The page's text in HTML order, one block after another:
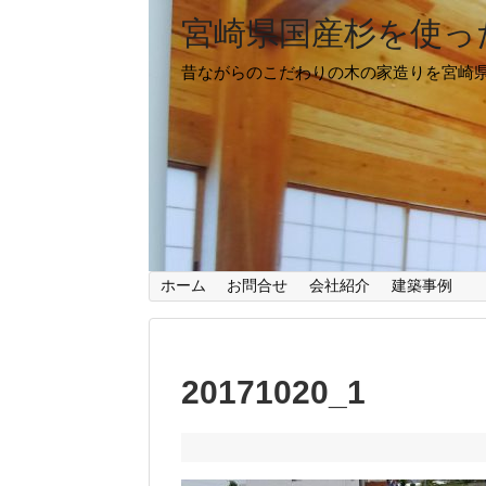
宮崎県国産杉を使
昔ながらのこだわりの木の家造りを宮崎
ホーム お問合せ 会社紹介 建築事例
20171020_1